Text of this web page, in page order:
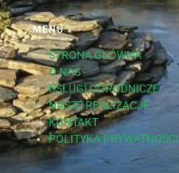
MENU
STRONA GŁÓWNA
O NAS
USŁUGI OGRODNICZE
NASZE REALIZACJE
KONTAKT
POLITYKA PRYWATNOŚCI